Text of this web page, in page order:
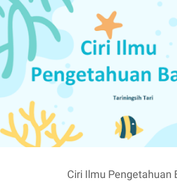
Ciri Ilmu Pengetahuan